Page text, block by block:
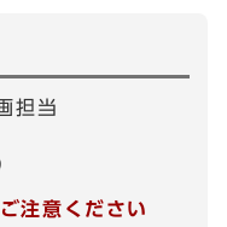
担当
注意ください